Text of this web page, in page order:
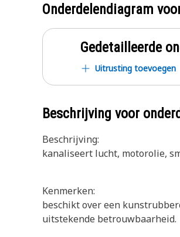
Onderdelendiagram
Gedetailleerde
Uitrusting toevoegen
Beschrijving voor
Beschrijving:
kanaliseert lucht, motorolie,
Kenmerken:
beschikt over een
uitstekende betrouwbaarheid.